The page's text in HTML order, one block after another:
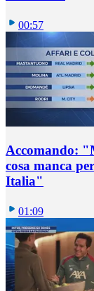
00:57
Accomando:
cosa manca
Italia"
01:09